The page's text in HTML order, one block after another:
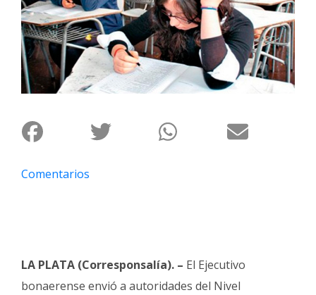
y
Espectáculos
Policiales
Cartelera
Familia
Comentarios
LA PLATA (Corresponsalía). – El Ejecutivo
bonaerense envió a autoridades del Nivel